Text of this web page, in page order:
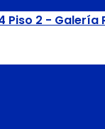
Piso 2 - Galería